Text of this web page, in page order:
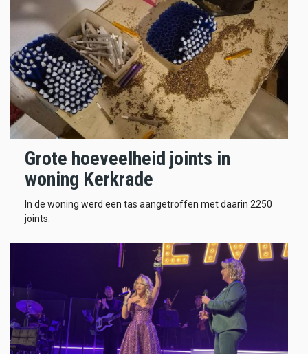
Grote hoeveelheid joints in
woning Kerkrade
In de woning werd een tas aangetroffen met daarin 2250
joints.